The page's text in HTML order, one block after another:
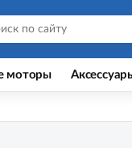
моторы